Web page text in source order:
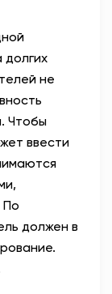
долгих
не
Чтобы
ввести
По
должен в